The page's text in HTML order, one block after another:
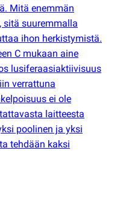
Mitä enemmän
sitä suuremmalla
ihon herkistymistä.
C mukaan aine
lusiferaasiaktiivisuus
verrattuna
ei ole
laitteesta
poolinen ja yksi
tehdään kaksi